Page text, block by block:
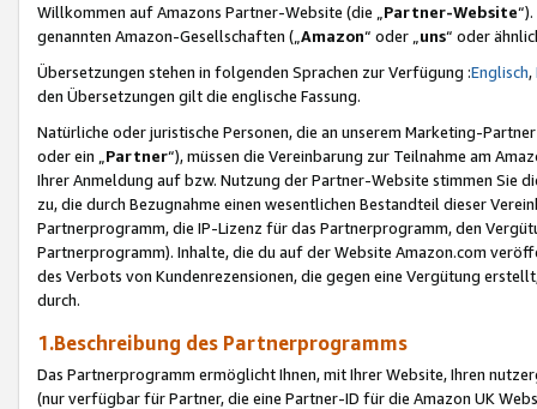
Willkommen auf Amazons Partner-Website (die „Partner-Website
genannten Amazon-Gesellschaften („Amazon“ oder „uns“ oder
Übersetzungen stehen in folgenden Sprachen zur Verfügung :Englisch,
den Übersetzungen gilt die englische Fassung.
Natürliche oder juristische Personen, die an unserem Marketing-
oder ein „Partner“), müssen die Vereinbarung zur Teilnahme am
Ihrer Anmeldung auf bzw. Nutzung der Partner-Website stimmen Sie
zu, die durch Bezugnahme einen wesentlichen Bestandteil dieser
Partnerprogramm, die IP-Lizenz für das Partnerprogramm, den
Partnerprogramm). Inhalte, die du auf der Website Amazon.com
des Verbots von Kundenrezensionen, die gegen eine Vergütung
durch.
1.Beschreibung des Partnerprogramms
Das Partnerprogramm ermöglicht Ihnen, mit Ihrer Website, Ihren
(nur verfügbar für Partner, die eine Partner-ID für die Amazon UK